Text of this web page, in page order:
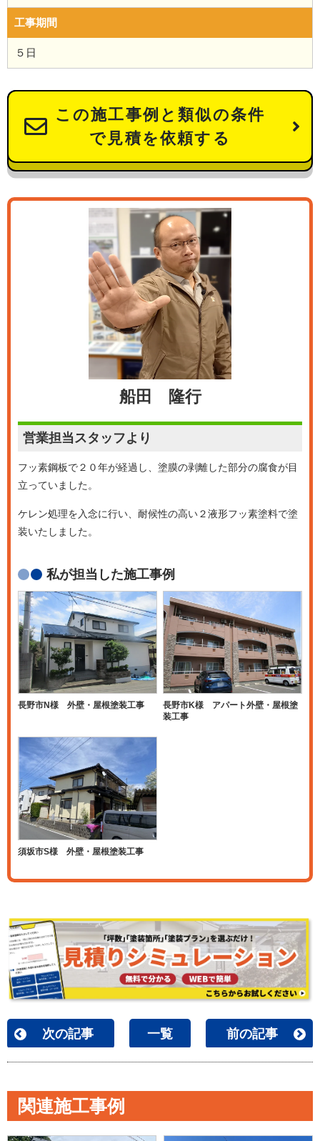
工事期間
５日
この施工事例と類似の条件
で見積を依頼する
船田 隆行
営業担当スタッフより
フッ素鋼板で２０年が経過し、塗膜の剥離した部分の腐食が目
立っていました。
ケレン処理を入念に行い、耐候性の高い２液形フッ素塗料で塗
装いたしました。
私が担当した施工事例
長野市N様 外壁・屋根塗装工事
長野市K様 アパート外壁・屋根塗
装工事
須坂市S様 外壁・屋根塗装工事
次の記事 一覧 前の記事
関連施工事例